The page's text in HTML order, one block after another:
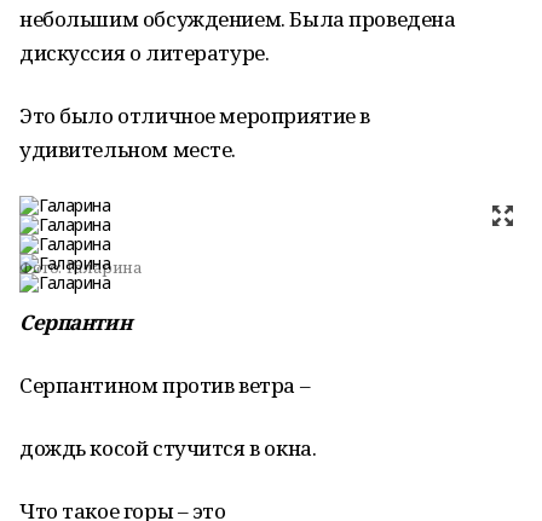
небольшим обсуждением. Была проведена
дискуссия о литературе.
Это было отличное мероприятие в
удивительном месте.
Фото: Галарина
Серпантин
Серпантином против ветра –
дождь косой стучится в окна.
Что такое горы – это